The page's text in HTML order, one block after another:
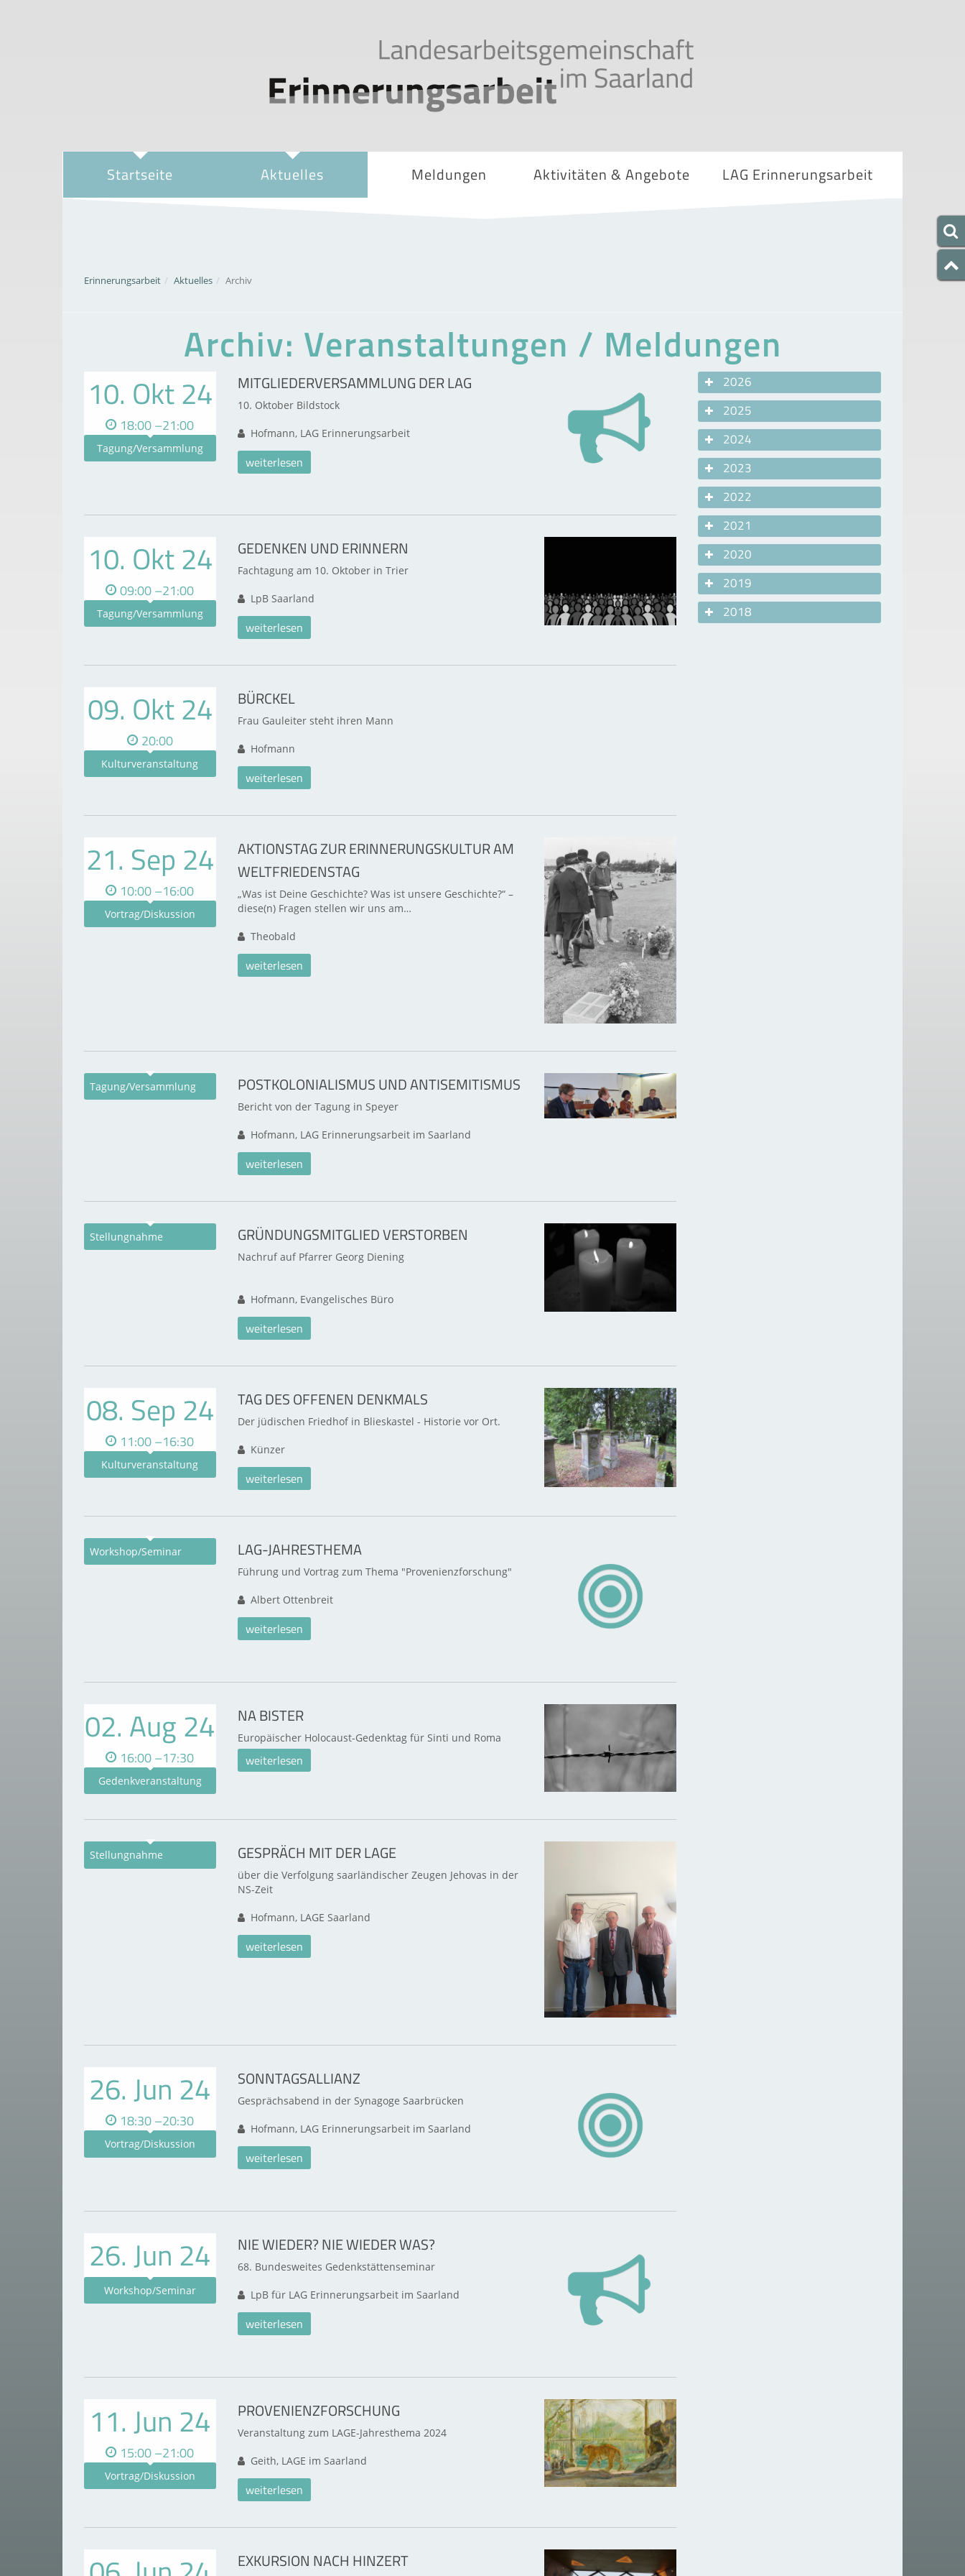
Startseite Aktuelles Meldungen Aktivitäten & Angebote LAG Erinnerungsarbeit
Erinnerungsarbeit Aktuelles Archiv
Archiv: Veranstaltungen / Meldungen
10. Okt 24
18:00 –21:00
Tagung/Versammlung
MITGLIEDERVERSAMMLUNG DER LAG
10. Oktober Bildstock
Hofmann, LAG Erinnerungsarbeit
weiterlesen
10. Okt 24
09:00 –21:00
Tagung/Versammlung
GEDENKEN UND ERINNERN
Fachtagung am 10. Oktober in Trier
LpB Saarland
weiterlesen
09. Okt 24
20:00
Kulturveranstaltung
BÜRCKEL
Frau Gauleiter steht ihren Mann
Hofmann
weiterlesen
21. Sep 24
10:00 –16:00
Vortrag/Diskussion
AKTIONSTAG ZUR ERINNERUNGSKULTUR AM
WELTFRIEDENSTAG
„Was ist Deine Geschichte? Was ist unsere Geschichte?“ –
diese(n) Fragen stellen wir uns am…
Theobald
weiterlesen
Tagung/Versammlung POSTKOLONIALISMUS UND ANTISEMITISMUS
Bericht von der Tagung in Speyer
Hofmann, LAG Erinnerungsarbeit im Saarland
weiterlesen
Stellungnahme GRÜNDUNGSMITGLIED VERSTORBEN
Nachruf auf Pfarrer Georg Diening
Hofmann, Evangelisches Büro
weiterlesen
08. Sep 24
11:00 –16:30
Kulturveranstaltung
TAG DES OFFENEN DENKMALS
Der jüdischen Friedhof in Blieskastel - Historie vor Ort.
Künzer
weiterlesen
Workshop/Seminar LAG-JAHRESTHEMA
Führung und Vortrag zum Thema "Provenienzforschung"
Albert Ottenbreit
weiterlesen
02. Aug 24
16:00 –17:30
Gedenkveranstaltung
NA BISTER
Europäischer Holocaust-Gedenktag für Sinti und Roma
weiterlesen
Stellungnahme GESPRÄCH MIT DER LAGE
über die Verfolgung saarländischer Zeugen Jehovas in der
NS-Zeit
Hofmann, LAGE Saarland
weiterlesen
26. Jun 24
18:30 –20:30
Vortrag/Diskussion
SONNTAGSALLIANZ
Gesprächsabend in der Synagoge Saarbrücken
Hofmann, LAG Erinnerungsarbeit im Saarland
weiterlesen
26. Jun 24
Workshop/Seminar
NIE WIEDER? NIE WIEDER WAS?
68. Bundesweites Gedenkstättenseminar
LpB für LAG Erinnerungsarbeit im Saarland
weiterlesen
11. Jun 24
15:00 –21:00
Vortrag/Diskussion
PROVENIENZFORSCHUNG
Veranstaltung zum LAGE-Jahresthema 2024
Geith, LAGE im Saarland
weiterlesen
EXKURSION NACH HINZERT
2026
2025
2024
2023
2022
2021
2020
2019
2018